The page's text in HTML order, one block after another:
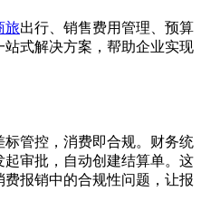
旅出行、销售费用管理、预算
式解决方案，帮助企业实现
管控，消费即合规。财务统
审批，自动创建结算单。这
报销中的合规性问题，让报